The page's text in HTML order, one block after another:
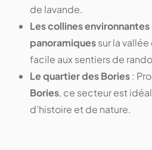
de lavande.
Les collines environnantes
panoramiquessur la
facile aux sentiers de
Le quartier des Bories:
Bories, ce secteur est
d’histoire et de nature.